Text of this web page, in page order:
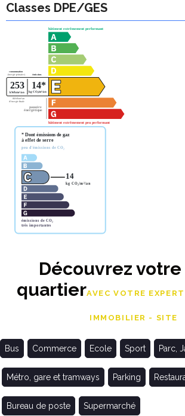
Classes DPE/GES
Découvrez
quartierAVEC VOTRE
IMMOBILIER - SITE
Bus Commerce Ecole Sport Parc,
Métro, gare et tramways Parking
Bureau de poste Supermarché